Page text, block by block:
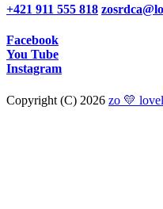
+421 911 555 818
Facebook
You Tube
Instagram
Copyright (C) 2026 zo 💛 lovel